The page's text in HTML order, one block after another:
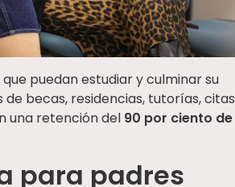
puedan estudiar y culminar su
becas, residencias, tutorías, citas
una retención del 90 por ciento de
para padres